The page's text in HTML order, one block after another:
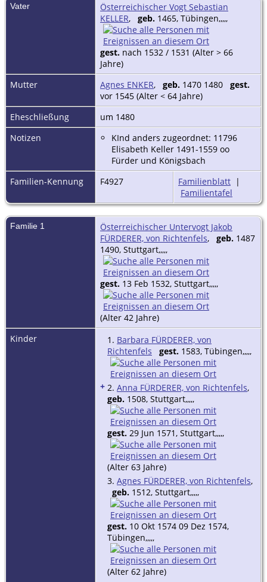
Vater
Österreichischer Vogt Sebastian
KELLER, geb. 1465, Tübingen,,,,,
gest. nach 1532 / 1531 (Alter > 66
Jahre)
Mutter
Agnes ENKER, geb. 1470 1480 gest.
vor 1545 (Alter < 64 Jahre)
Eheschließung
um 1480
Notizen
KInd anders zugeordnet: 11796
Elisabeth Keller 1491-1559 oo
Fürder und Königsbach
Familien-Kennung
F4927 Familienblatt |
Familientafel
Familie 1
Österreichischer Untervogt Jakob
FÜRDERER, von Richtenfels, geb. 1487
1490, Stuttgart,,,,,
gest. 13 Feb 1532, Stuttgart,,,,,
(Alter 42 Jahre)
Kinder
1. Barbara FÜRDERER, von
Richtenfels
gest. 1583, Tübingen,,,,,
+ 2. Anna FÜRDERER, von Richtenfels,
geb. 1508, Stuttgart,,,,,
gest. 29 Jun 1571, Stuttgart,,,,,
(Alter 63 Jahre)
3. Agnes FÜRDERER, von Richtenfels,
geb. 1512, Stuttgart,,,,,
gest. 10 Okt 1574 09 Dez 1574,
Tübingen,,,,,
(Alter 62 Jahre)